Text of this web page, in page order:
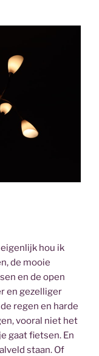
hou ik
de mooie
en de open
en gezelliger
regen en harde
vooral niet het
gaat fietsen. En
staan. Of